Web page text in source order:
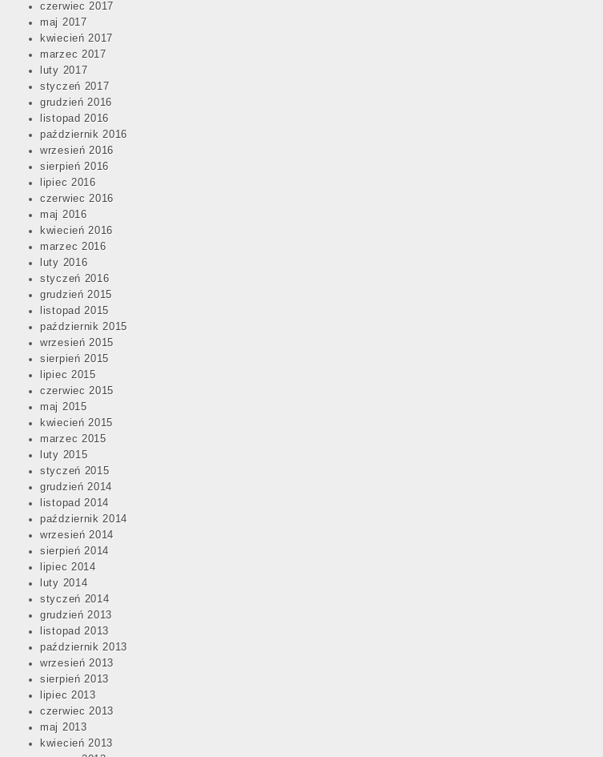
czerwiec 2017
maj 2017
kwiecień 2017
marzec 2017
luty 2017
styczeń 2017
grudzień 2016
listopad 2016
październik 2016
wrzesień 2016
sierpień 2016
lipiec 2016
czerwiec 2016
maj 2016
kwiecień 2016
marzec 2016
luty 2016
styczeń 2016
grudzień 2015
listopad 2015
październik 2015
wrzesień 2015
sierpień 2015
lipiec 2015
czerwiec 2015
maj 2015
kwiecień 2015
marzec 2015
luty 2015
styczeń 2015
grudzień 2014
listopad 2014
październik 2014
wrzesień 2014
sierpień 2014
lipiec 2014
luty 2014
styczeń 2014
grudzień 2013
listopad 2013
październik 2013
wrzesień 2013
sierpień 2013
lipiec 2013
czerwiec 2013
maj 2013
kwiecień 2013